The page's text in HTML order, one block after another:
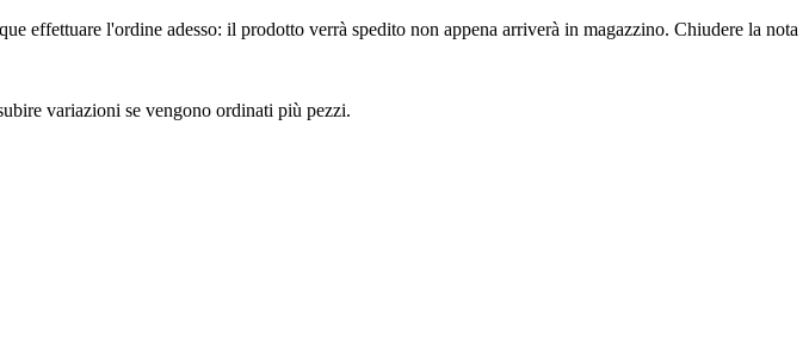
effettuare l'ordine adesso: il prodotto verrà spedito non appena arriverà in magazzino. Chiudere la nota
variazioni se vengono ordinati più pezzi.